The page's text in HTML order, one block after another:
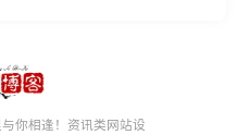
你相逢！资讯类网站设